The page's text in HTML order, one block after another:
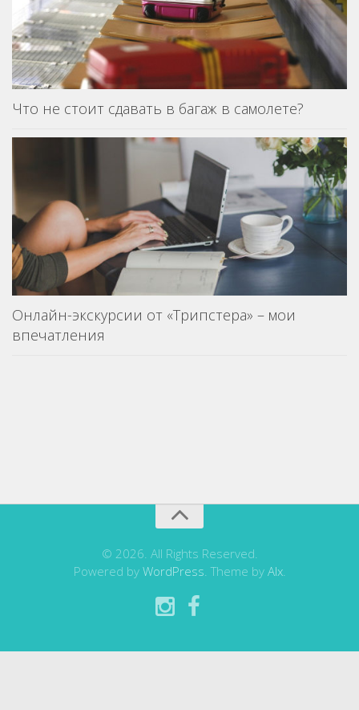
Что не стоит сдавать в багаж в самолете?
Онлайн-экскурсии от «Трипстера» – мои
впечатления
© 2026. All Rights Reserved.
Powered by WordPress . Theme by Alx.